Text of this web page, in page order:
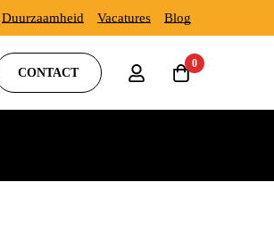
Duurzaamheid Vacatures Blog
CONTACT
0